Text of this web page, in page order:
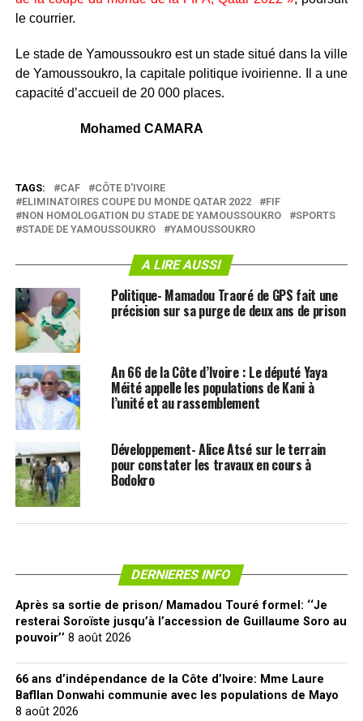
le courrier.
Le stade de Yamoussoukro est un stade situé dans la ville
de Yamoussoukro, la capitale politique ivoirienne. Il a une
capacité d’accueil de 20 000 places.
Mohamed CAMARA
TAGS: CAF
CÔTE D'IVOIRE
ELIMINATOIRES COUPE DU MONDE QATAR 2022
FIF
NON HOMOLOGATION DU STADE DE YAMOUSSOUKRO
SPORTS
STADE DE YAMOUSSOUKRO
YAMOUSSOUKRO
A LIRE AUSSI
Politique- Mamadou Traoré de GPS fait une
précision sur sa purge de deux ans de prison
An 66 de la Côte d’Ivoire : Le député Yaya
Méité appelle les populations de Kani à
l’unité et au rassemblement
Développement- Alice Atsé sur le terrain
pour constater les travaux en cours à
Bodokro
DERNIERES INFO
Après sa sortie de prison/ Mamadou Touré formel: ‘‘Je
resterai Soroïste jusqu’à l’accession de Guillaume Soro au
pouvoir’’ 8 août 2026
66 ans d’indépendance de la Côte d’Ivoire: Mme Laure
Bafllan Donwahi communie avec les populations de Mayo
8 août 2026